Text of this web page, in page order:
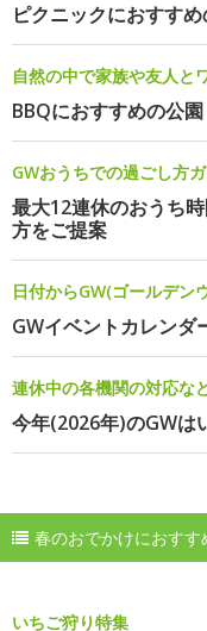
ピクニックにおすす
自然の中で家族や友人と
BBQにおすすめの公園
GWおうちでの過ごし方
最大12連休のおうち
方をご提案
日付からGW(ゴールデン
GWイベントカレンダ
連休中の各機関の対応な
今年(2026年)のGWは
春のおでかけにおすす
いちご狩り特集